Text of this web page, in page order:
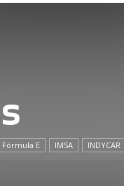
Fórmula E IMSA INDYCAR